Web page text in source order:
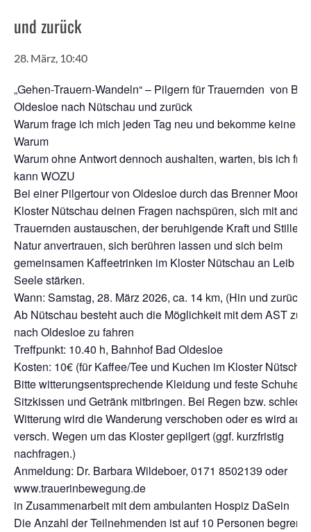
und zurück
28. März, 10:40
„Gehen-Trauern-Wandeln“ – Pilgern für Trauernden von Bad
Oldesloe nach Nütschau und zurück
Warum frage ich mich jeden Tag neu und bekomme keine
Warum
Warum ohne Antwort dennoch aushalten, warten, bis ich
kann WOZU
Bei einer Pilgertour von Oldesloe durch das Brenner Moor
Kloster Nütschau deinen Fragen nachspüren, sich mit
Trauernden austauschen, der beruhigende Kraft und Stille
Natur anvertrauen, sich berühren lassen und sich beim
gemeinsamen Kaffeetrinken im Kloster Nütschau an Leib
Seele stärken.
Wann: Samstag, 28. März 2026, ca. 14 km, (Hin und zurück)
Ab Nütschau besteht auch die Möglichkeit mit dem AST
nach Oldesloe zu fahren
Treffpunkt: 10.40 h, Bahnhof Bad Oldesloe
Kosten: 10€ (für Kaffee/Tee und Kuchen im Kloster
Bitte witterungsentsprechende Kleidung und feste Schuhe
Sitzkissen und Getränk mitbringen. Bei Regen bzw.
Witterung wird die Wanderung verschoben oder es wird auf
versch. Wegen um das Kloster gepilgert (ggf. kurzfristig
nachfragen.)
Anmeldung: Dr. Barbara Wildeboer, 0171 8502139 oder
www.trauerinbewegung.de
in Zusammenarbeit mit dem ambulanten Hospiz DaSein
Die Anzahl der Teilnehmenden ist auf 10 Personen